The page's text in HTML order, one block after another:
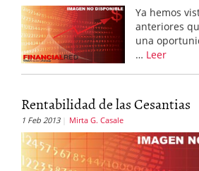
Ya hemos
anteriores
una
… Leer
Rentabilidad de las Cesantias
1 Feb 2013 Mirta G. Casale